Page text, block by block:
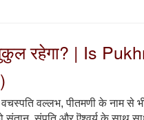
रहेगा? | Is
वल्लभ, पीतमणी के नाम से